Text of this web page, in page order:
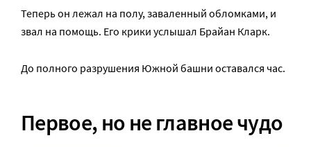
Теперь он лежал на полу, заваленный обломками, и
звал на помощь. Его крики услышал Брайан Кларк.
До полного разрушения Южной башни оставался час.
Первое, но не главное чудо